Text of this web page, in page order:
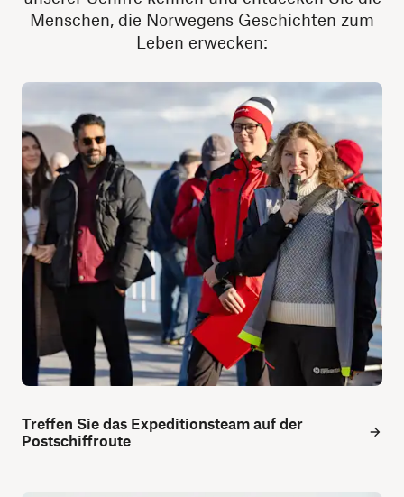
Menschen, die Norwegens Geschichten zum
Leben erwecken:
Treffen Sie das Expeditionsteam auf der
Postschiffroute